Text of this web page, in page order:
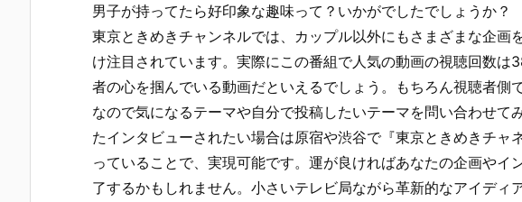
男子が持ってたら好印象な趣味って？いかがでしたでしょうか？
東京ときめきチャンネルでは、カップル以外にもさまざまな企画
け注目されています。実際にこの番組で人気の動画の視聴回数は
者の心を掴んでいる動画だといえるでしょう。もちろん視聴者側
なので気になるテーマや自分で投稿したいテーマを問い合わせて
たインタビューされたい場合は原宿や渋谷で『東京ときめきチャ
っていることで、実現可能です。運が良ければあなたの企画やイ
了するかもしれません。小さいテレビ局ながら革新的なアイディ